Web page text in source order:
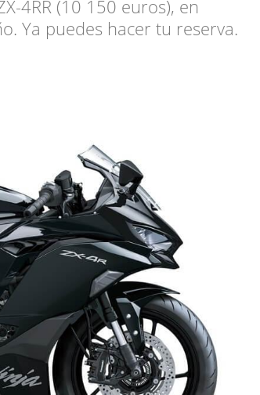
4RR (10 150 euros), en
Ya puedes hacer tu reserva.